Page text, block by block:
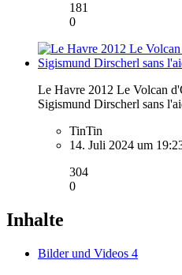
181
0
Le Havre 2012 Le Volcan
Sigismund Dirscherl sans
TinTin
14. Juli 2024 um
304
0
Inhalte
Bilder und Videos 4